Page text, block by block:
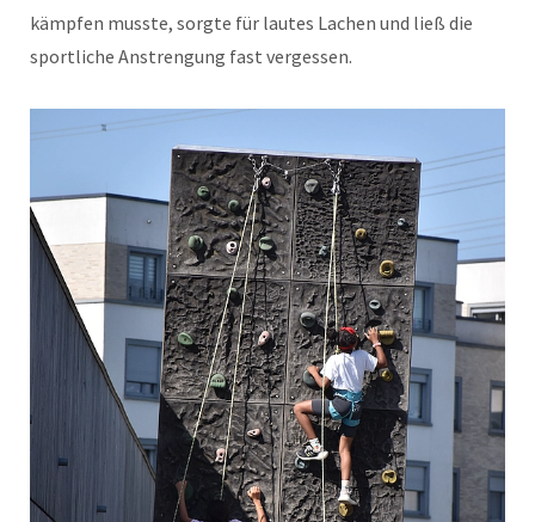
kämpfen musste, sorgte für lautes Lachen und ließ die
sportliche Anstrengung fast vergessen.